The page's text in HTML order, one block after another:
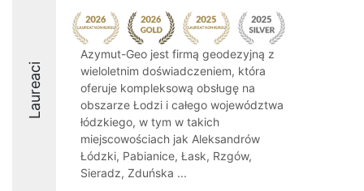
Laureaci
Azymut-Geo jest firmą geodezyjną z
wieloletnim doświadczeniem, która
oferuje kompleksową obsługę na
obszarze Łodzi i całego województwa
łódzkiego, w tym w takich
miejscowościach jak Aleksandrów
Łódzki, Pabianice, Łask, Rzgów,
Sieradz, Zduńska ...